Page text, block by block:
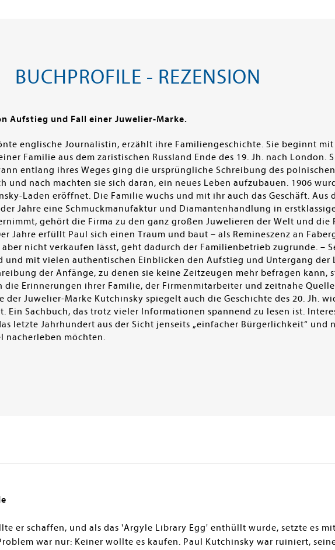
BUCHPROFILE - REZENSION
Aufstieg und Fall einer Juwelier-Marke.
englische Journalistin, erzählt ihre Familiengeschichte. Sie beginnt
Familie aus dem zaristischen Russland Ende des 19. Jh. nach London.
entlang ihres Weges ging die ursprüngliche Schreibung des
und nach machten sie sich daran, ein neues Leben aufzubauen. 1906
Laden eröffnet. Die Familie wuchs und mit ihr auch das Geschäft. Aus
Jahre eine Schmuckmanufaktur und Diamantenhandlung in
gehört die Firma zu den ganz großen Juwelieren der Welt und die
Jahre erfüllt Paul sich einen Traum und baut – als Remineszenz an
nicht verkaufen lässt, geht dadurch der Familienbetrieb zugrunde. –
und mit vielen authentischen Einblicken den Aufstieg und Untergang der
der Anfänge, zu denen sie keine Zeitzeugen mehr befragen kann,
die Erinnerungen ihrer Familie, der Firmenmitarbeiter und zeitnahe
der Juwelier-Marke Kutchinsky spiegelt auch die Geschichte des 20. Jh.
Ein Sachbuch, das trotz vieler Informationen spannend zu lesen ist.
letzte Jahrhundert aus der Sicht jenseits „einfacher Bürgerlichkeit“ und
nacherleben möchten.
er schaffen, und als das 'Argyle Library Egg' enthüllt wurde, setzte es
war nur: Keiner wollte es kaufen. Paul Kutchinsky war ruiniert,